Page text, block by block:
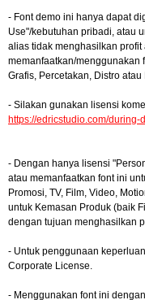
- Font demo ini hanya dapat
Use"/kebutuhan pribadi, atau
alias tidak menghasilkan profit
memanfaatkan/menggunakan
Grafis, Percetakan, Distro
- Silakan gunakan lisensi
https://edricstudio.com/during-
- Dengan hanya lisensi
atau memanfaatkan font ini
Promosi, TV, Film, Video,
untuk Kemasan Produk (baik
dengan tujuan menghasilkan
- Untuk penggunaan
Corporate License.
- Menggunakan font ini